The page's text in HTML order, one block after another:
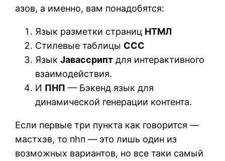
азов, а именно, вам понадобятся:
Язык разметки страниц HТМЛ
Стилевые таблицы CСС
ЯзыкJавасcрипт для интерактивного
взаимодействия.
И ПHП — Бэкенд язык для
динамической генерации контента.
Если первые три пункта как говорится —
мастхэв, то пhп — это лишь один из
возможных вариантов, но все таки самый